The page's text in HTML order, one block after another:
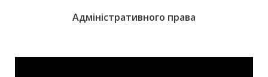
Адміністративного права